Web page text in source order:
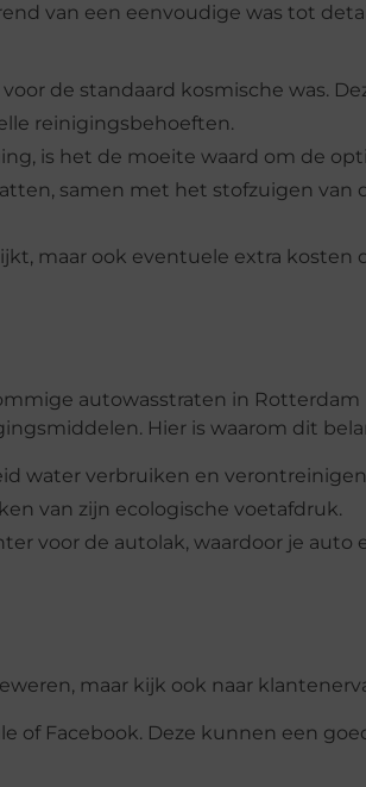
van een eenvoudige was tot
de standaard kosmische was.
reinigingsbehoeften.
is het de moeite waard om de
samen met het stofzuigen van
maar ook eventuele extra kosten
autowasstraten in Rotterdam
Hier is waarom dit
water verbruiken en
van zijn ecologische voetafdruk.
voor de autolak, waardoor je auto
maar kijk ook naar
of Facebook. Deze kunnen een